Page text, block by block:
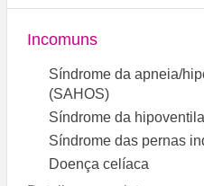
Incomuns
Síndrome da apneia/
(SAHOS)
Síndrome da
Síndrome das pernas
Doença celíaca